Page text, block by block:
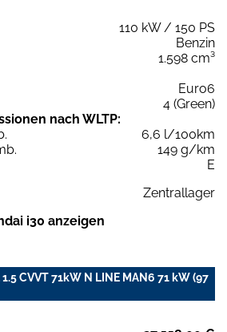
110 kW / 150 PS
Benzin
1.598 cm³
Euro6
4 (Green)
nach WLTP:
6,6 l/100km
149 g/km
E
Zentrallager
i30 anzeigen
CVVT 71kW N LINE MAN6 71 kW (97